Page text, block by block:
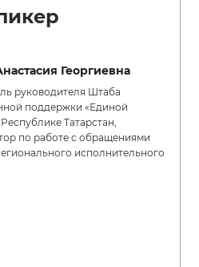
Георгиевна
руководителя Штаба
поддержки «Единой
Татарстан,
по работе с обращениями
исполнительного